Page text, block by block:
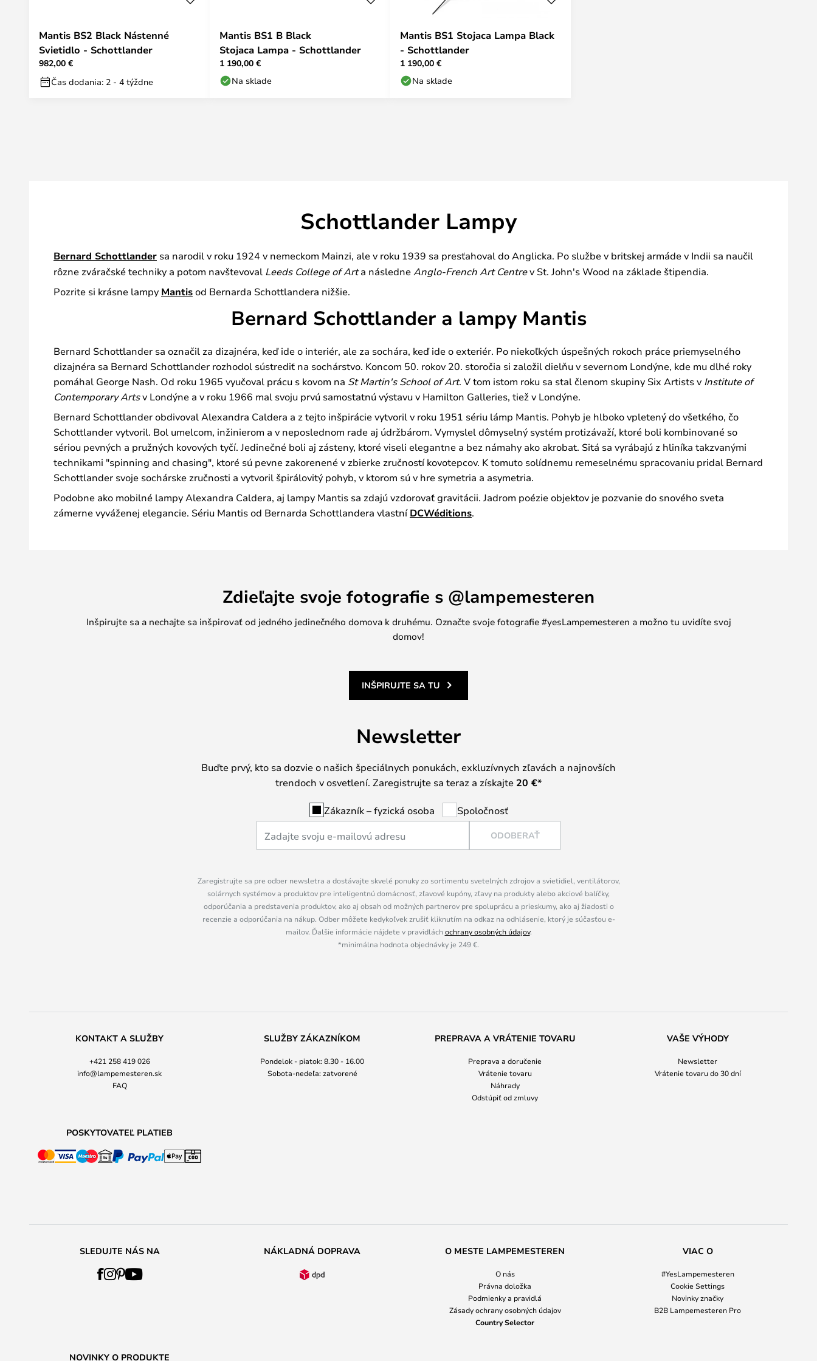
Mantis BS2 Black Nástenné
Svietidlo - Schottlander
982,00 €
Čas dodania: 2 - 4 týždne
Mantis BS1 B Black
Stojaca Lampa - Schottlander
1 190,00 €
Na sklade
Mantis BS1 Stojaca Lampa Black
- Schottlander
1 190,00 €
Na sklade
Schottlander Lampy
Bernard Schottlander sa narodil v roku 1924 v nemeckom Mainzi, ale v roku 1939 sa presťahoval do Anglicka. Po službe v britskej armáde v Indii sa naučil
rôzne zváračské techniky a potom navštevoval Leeds College of Arta následne Anglo-French Art Centrev St. John's Wood na základe štipendia.
Pozrite si krásne lampy Mantisod Bernarda Schottlandera nižšie.
Bernard Schottlander a lampy Mantis
Bernard Schottlander sa označil za dizajnéra, keď ide o interiér, ale za sochára, keď ide o exteriér. Po niekoľkých úspešných rokoch práce priemyselného
dizajnéra sa Bernard Schottlander rozhodol sústrediť na sochárstvo. Koncom 50. rokov 20. storočia si založil dielňu v severnom Londýne, kde mu dlhé roky
pomáhal George Nash. Od roku 1965 vyučoval prácu s kovom na St Martin's School of Art. V tom istom roku sa stal členom skupiny Six Artists v Institute of
Contemporary Artsv Londýne a v roku 1966 mal svoju prvú samostatnú výstavu v Hamilton Galleries, tiež v Londýne.
Bernard Schottlander obdivoval Alexandra Caldera a z tejto inšpirácie vytvoril v roku 1951 sériu lámp Mantis. Pohyb je hlboko vpletený do všetkého, čo
Schottlander vytvoril. Bol umelcom, inžinierom a v neposlednom rade aj údržbárom. Vymyslel dômyselný systém protizávaží, ktoré boli kombinované so
sériou pevných a pružných kovových tyčí. Jedinečné boli aj zásteny, ktoré viseli elegantne a bez námahy ako akrobat. Sitá sa vyrábajú z hliníka takzvanými
technikami "spinning and chasing", ktoré sú pevne zakorenené v zbierke zručností kovotepcov. K tomuto solídnemu remeselnému spracovaniu pridal Bernard
Schottlander svoje sochárske zručnosti a vytvoril špirálovitý pohyb, v ktorom sú v hre symetria a asymetria.
Podobne ako mobilné lampy Alexandra Caldera, aj lampy Mantis sa zdajú vzdorovať gravitácii. Jadrom poézie objektov je pozvanie do snového sveta
zámerne vyváženej elegancie. Sériu Mantis od Bernarda Schottlandera vlastníDCWéditions.
Zdieľajte svoje fotografie s @lampemesteren
Inšpirujte sa a nechajte sa inšpirovať od jedného jedinečného domova k druhému. Označte svoje fotografie #yesLampemesteren a možno tu uvidíte svoj
domov!
INŠPIRUJTE SA TU
Newsletter
Buďte prvý, kto sa dozvie o našich špeciálnych ponukách, exkluzívnych zľavách a najnovších
trendoch v osvetlení. Zaregistrujte sa teraz a získajte 20 €*
Zákazník – fyzická osoba Spoločnosť
ODOBERAŤ
Zaregistrujte sa pre odber newsletra a dostávajte skvelé ponuky zo sortimentu svetelných zdrojov a svietidiel, ventilátorov,
solárnych systémov a produktov pre inteligentnú domácnosť, zľavové kupóny, zľavy na produkty alebo akciové balíčky,
odporúčania a predstavenia produktov, ako aj obsah od možných partnerov pre spoluprácu a prieskumy, ako aj žiadosti o
recenzie a odporúčania na nákup. Odber môžete kedykoľvek zrušiť kliknutím na odkaz na odhlásenie, ktorý je súčasťou e-
mailov. Ďalšie informácie nájdete v pravidláchochrany osobných údajov.
*minimálna hodnota objednávky je 249 €.
KONTAKT A SLUŽBY
+421 258 419 026
info@lampemesteren.sk
FAQ
SLUŽBY ZÁKAZNÍKOM
Pondelok - piatok: 8.30 - 16.00
Sobota-nedeľa: zatvorené
PREPRAVA A VRÁTENIE TOVARU
Preprava a doručenie
Vrátenie tovaru
Náhrady
Odstúpiť od zmluvy
VAŠE VÝHODY
Newsletter
Vrátenie tovaru do 30 dní
POSKYTOVATEĽ PLATIEB
SLEDUJTE NÁS NA NÁKLADNÁ DOPRAVA O MESTE LAMPEMESTEREN
O nás
Právna doložka
Podmienky a pravidlá
Zásady ochrany osobných údajov
Country Selector
VIAC O
#YesLampemesteren
Cookie Settings
Novinky značky
B2B Lampemesteren Pro
NOVINKY O PRODUKTE